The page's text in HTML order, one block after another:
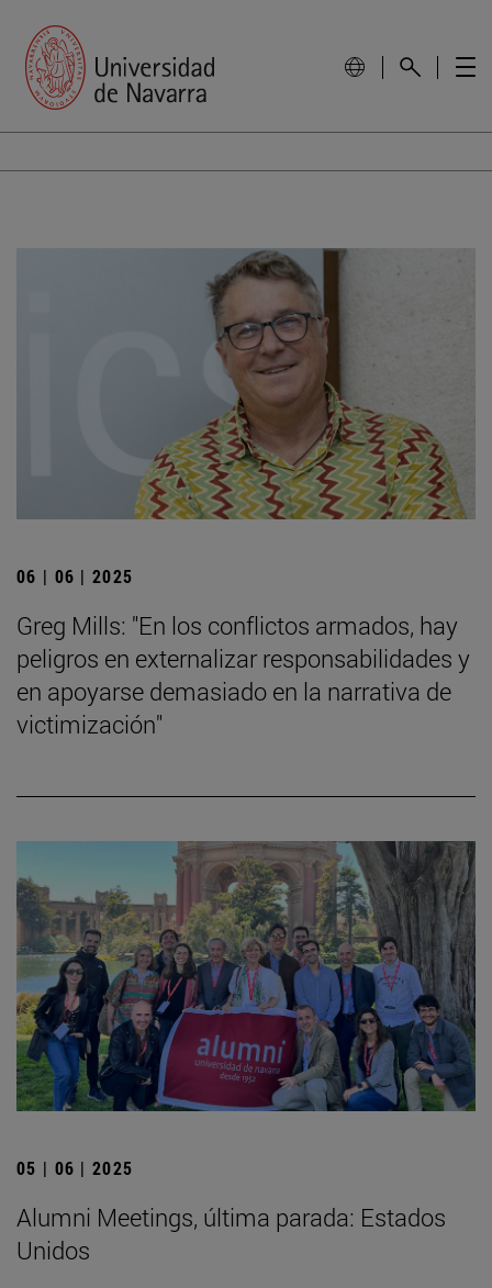
06 | 06 | 2025
Greg Mills: "En los conflictos armados, hay
peligros en externalizar responsabilidades y
en apoyarse demasiado en la narrativa de
victimización"
05 | 06 | 2025
Alumni Meetings, última parada: Estados
Unidos